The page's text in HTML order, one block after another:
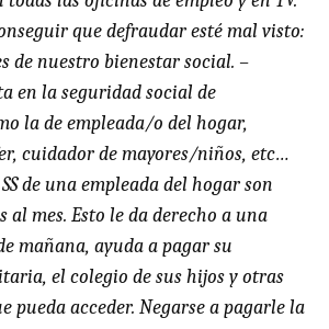
que defraudar esté mal visto:
de nuestro bienestar social. –
en la seguridad social de
la de empleada/o del hogar,
cuidador de mayores/niños, etc…
de una empleada del hogar son
al mes. Esto le da derecho a una
mañana, ayuda a pagar su
el colegio de sus hijos y otras
pueda acceder. Negarse a pagarle la